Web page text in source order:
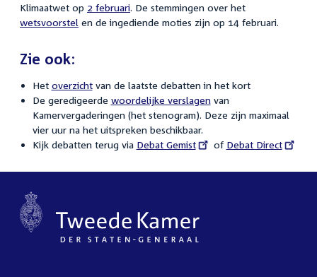
Klimaatwet op 2 februari. De stemmingen over het
wetsvoorstel en de ingediende moties zijn op 14 februari.
Zie ook:
Het overzichtvan de laatste debatten in het kort
De geredigeerde woordelijke verslagenvan
Kamervergaderingen (het stenogram). Deze zijn maximaal
vier uur na het uitspreken beschikbaar.
Kijk debatten terug via External
Debat Gemist of External
Debat Direct